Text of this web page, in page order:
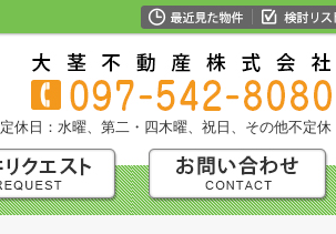
定休日：水曜、第二・四木曜、祝日、その他不定休